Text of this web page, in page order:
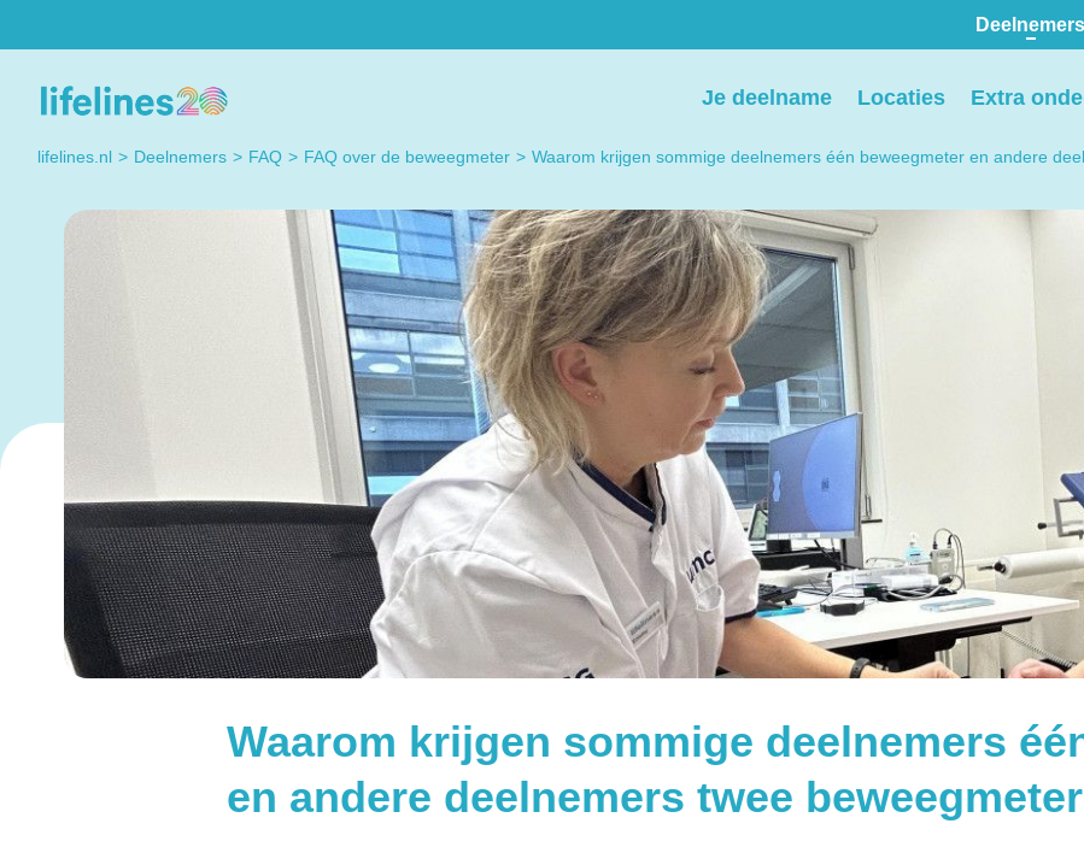
Deelnemers
Deelnemers
op. Dat kan elke dag!
Lifelines? Please contact
us, we're happy to help
you.
Contact us
Pers
we behandelen graag
verzoeken voor
interviews, opnames en
beeldmateriaal.
Stuur een e-mail
Je deelname Locaties Extra
lifelines.nl Deelnemers FAQ FAQ over de beweegmeter Waarom krijgen sommige deelnemers één beweegmeter en andere
Waarom krijgen sommige deelnemers
en andere deelnemers twee